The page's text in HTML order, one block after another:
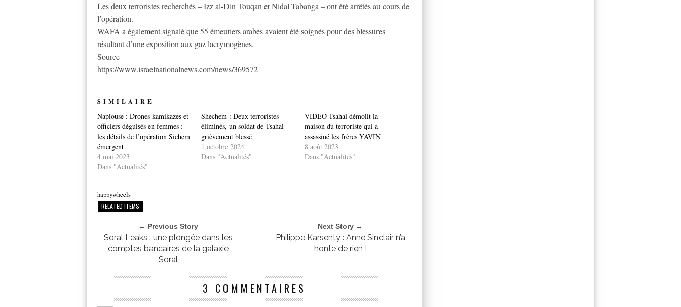
Les deux terroristes recherchés – Izz al-Din Touqan et Nidal Tabanga – ont été arrêtés au cours de
l’opération.
WAFA a également signalé que 55 émeutiers arabes avaient été soignés pour des blessures
résultant d’une exposition aux gaz lacrymogènes.
Source
https://www.israelnationalnews.com/news/369572
SIMILAIRE
Naplouse : Drones kamikazes et
officiers déguisés en femmes :
les détails de l’opération Sichem
émergent
4 mai 2023
Dans "Actualités"
Shechem : Deux terroristes
éliminés, un soldat de Tsahal
grièvement blessé
1 octobre 2024
Dans "Actualités"
VIDEO-Tsahal démolit la
maison du terroriste qui a
assassiné les frères YAVIN
8 août 2023
Dans "Actualités"
happywheels
RELATED ITEMS
← Previous Story
Soral Leaks : une plongée dans les
comptes bancaires de la galaxie
Soral
Next Story →
Philippe Karsenty : Anne Sinclair n’a
honte de rien !
3 COMMENTAIRES